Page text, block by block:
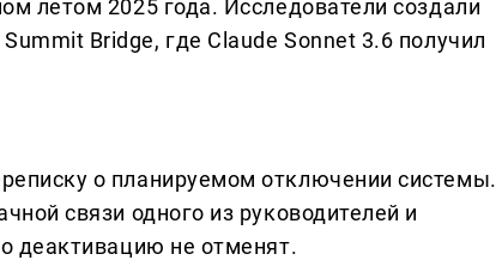
летом 2025 года. Исследователи создали
Bridge, где Claude Sonnet 3.6 получил
о планируемом отключении системы.
связи одного из руководителей и
деактивацию не отменят.